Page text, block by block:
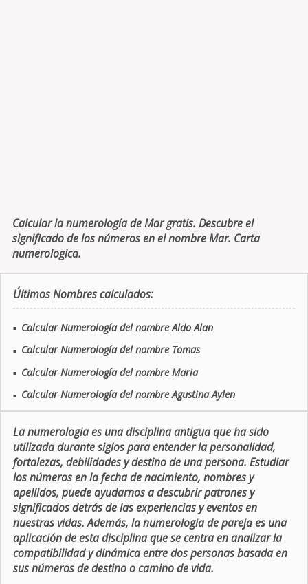
Calcular la numerología de Mar gratis. Descubre el
significado de los números en el nombre Mar. Carta
numerologica.
Últimos Nombres calculados:
■ Calcular Numerología del nombre Aldo Alan
■ Calcular Numerología del nombre Tomas
■ Calcular Numerología del nombre Maria
■ Calcular Numerología del nombre Agustina Aylen
La numerologia es una disciplina antigua que ha sido
utilizada durante siglos para entender la personalidad,
fortalezas, debilidades y destino de una persona. Estudiar
los números en la fecha de nacimiento, nombres y
apellidos, puede ayudarnos a descubrir patrones y
significados detrás de las experiencias y eventos en
nuestras vidas. Además, la numerologia de pareja es una
aplicación de esta disciplina que se centra en analizar la
compatibilidad y dinámica entre dos personas basada en
sus números de destino o camino de vida.